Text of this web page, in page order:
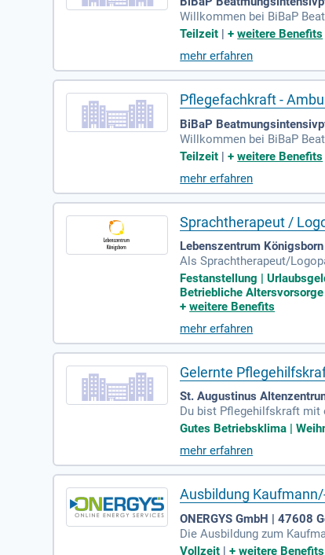
Willkommen bei BiBaP
es Team von rund 70
räfte wie Gesundheits-
ntaktieren Sie uns noch
Teilzeit |+weitere Benefits
mehr erfahren
Pflegefachkraft -
BiBaP
Willkommen bei BiBaP
nser engagiertes Team
uf Ihre Bewerbung, wenn
Teilzeit |+weitere Benefits
mehr erfahren
Sprachtherapeut /
Lebenszentrum
Als Sprachtherapeut/
urchführung von Einzel-
hörige direkt. Ihr Profil
n Interesse an Dysphagien
ng bei der Pflege
Festanstellung |
Betriebliche
+weitere Benefits
mehr erfahren
Gelernte
St. Augustinus
Du bist Pflegehilfskraft mit
as Empathie und
n Zulagen sowie
ob, der zu deinem Leben
Gutes Betriebsklima |
mehr erfahren
Ausbildung
ONERGYS GmbH | 47608
Die Ausbildung zum
sierungstechniken. Du bist
Vollzeit |+weitere Benefits